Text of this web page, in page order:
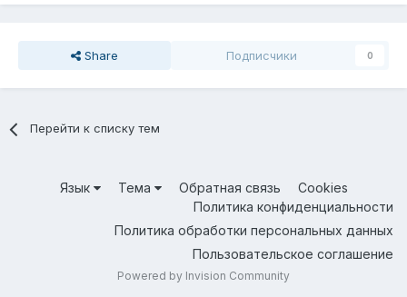
Share Подписчики 0
Перейти к списку тем
Язык Тема Обратная связь
Cookies
Политика конфиденциальности
Политика обработки персональных данных
Пользовательское соглашение
Powered by Invision Community